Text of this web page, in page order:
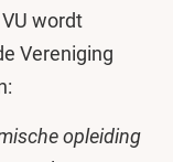
wordt
Vereniging
opleiding